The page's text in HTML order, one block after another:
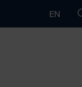
EN